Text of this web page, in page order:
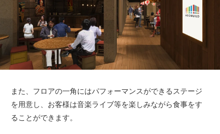
また、フロアの一角にはパフォーマンスができるステージ
を用意し、お客様は音楽ライブ等を楽しみながら食事をす
ることができます。